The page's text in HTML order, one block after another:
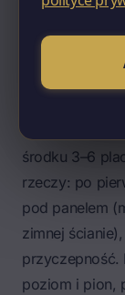
zębatej
(MDF, beton)
obwodowe
samo jak przy
obwodzie
środku 3–6
rzeczy: po
pod panelem
zimnej
przyczepność.
poziom i pion,